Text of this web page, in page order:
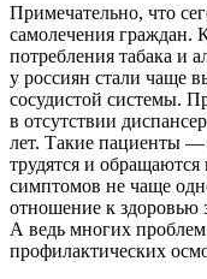
Примечательно, что
самолечения граждан.
потребления табака и
у россиян стали чаще
сосудистой системы.
в отсутствии
лет. Такие пациенты
трудятся и
симптомов не чаще
отношение к здоровью
А ведь многих
профилактических